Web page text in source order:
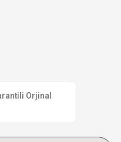
Orjinal